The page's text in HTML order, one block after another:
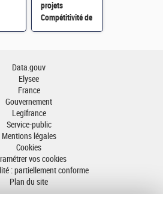
projets
Compétitivité de
l'énergie-SI-
Data.gouv
Elysee
France
Gouvernement
Legifrance
Service-public
Mentions légales
Cookies
vos cookies
: partiellement conforme
Plan du site